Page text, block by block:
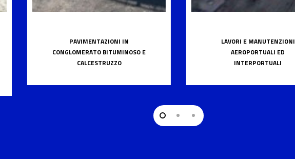
PAVIMENTAZIONI IN
CONGLOMERATO BITUMINOSO E
CALCESTRUZZO
LAVORI E MANUTENZIONI
AEROPORTUALI ED
INTERPORTUALI